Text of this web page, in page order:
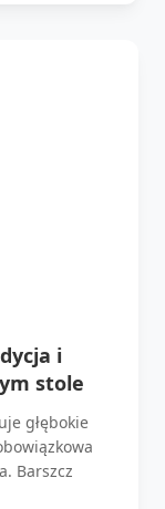
i
stole
głębokie
Barszcz